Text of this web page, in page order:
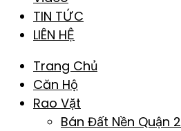
TIN TỨC
LIÊN HỆ
Trang Chủ
Căn Hộ
Rao Vặt
Bán Đất Nền Quận 2